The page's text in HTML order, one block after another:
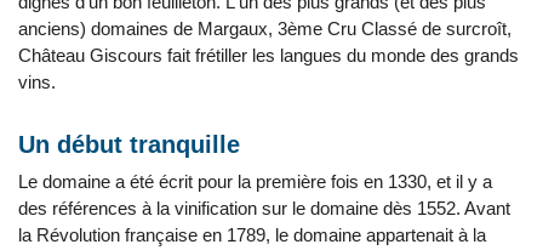
anciens) domaines de Margaux, 3ème Cru Classé de surcroît,
Château Giscours fait frétiller les langues du monde des grands
vins.
Un début tranquille
Le domaine a été écrit pour la première fois en 1330, et il y a
des références à la vinification sur le domaine dès 1552. Avant
la Révolution française en 1789, le domaine appartenait à la